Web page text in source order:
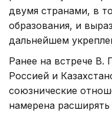
двумя странами, в
образования, и
дальнейшем
Ранее на встрече В.
Россией и
союзнические
намерена расширять